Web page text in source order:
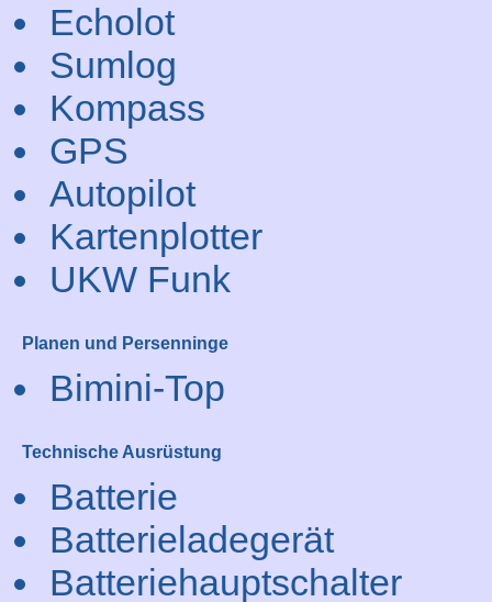
Echolot
Sumlog
Kompass
GPS
Autopilot
Kartenplotter
UKW Funk
Planen und Persenninge
Bimini-Top
Technische Ausrüstung
Batterie
Batterieladegerät
Batteriehauptschalter